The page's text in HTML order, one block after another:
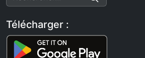
Télécharger :